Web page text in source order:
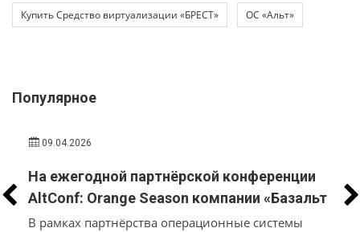
Купить Средство виртуализации «БРЕСТ» ОС «Альт»
Популярное
09.04.2026
На ежегодной партнёрской конференции
AltConf: Orange Season компании «Базальт
СПО» и «Трамплин Электроникс» объявили
В рамках партнёрства операционные системы